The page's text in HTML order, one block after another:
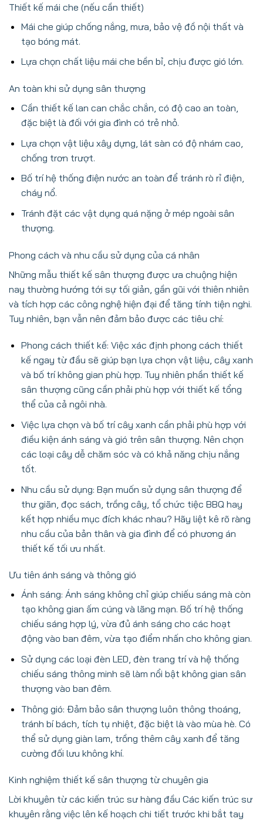
Thiết kế mái che (nếu cần thiết)
Mái che giúp chống nắng, mưa, bảo vệ đồ nội thất và
tạo bóng mát.
Lựa chọn chất liệu mái che bền bỉ, chịu được gió lớn.
An toàn khi sử dụng sân thượng
Cần thiết kế lan can chắc chắn, có độ cao an toàn,
đặc biệt là đối với gia đình có trẻ nhỏ.
Lựa chọn vật liệu xây dựng, lát sàn có độ nhám cao,
chống trơn trượt.
Bố trí hệ thống điện nước an toàn để tránh rò rỉ điện,
cháy nổ.
Tránh đặt các vật dụng quá nặng ở mép ngoài sân
thượng.
Phong cách và nhu cầu sử dụng của cá nhân
Những mẫu thiết kế sân thượng được ưa chuộng hiện
nay thường hướng tới sự tối giản, gần gũi với thiên nhiên
và tích hợp các công nghệ hiện đại để tăng tính tiện nghi.
Tuy nhiên, bạn vẫn nên đảm bảo được các tiêu chí:
Phong cách thiết kế: Việc xác định phong cách thiết
kế ngay từ đầu sẽ giúp bạn lựa chọn vật liệu, cây xanh
và bố trí không gian phù hợp. Tuy nhiên phần thiết kế
sân thượng cũng cần phải phù hợp với thiết kế tổng
thể của cả ngôi nhà.
Việc lựa chọn và bố trí cây xanh cần phải phù hợp với
điều kiện ánh sáng và gió trên sân thượng. Nên chọn
các loại cây dễ chăm sóc và có khả năng chịu nắng
tốt.
Nhu cầu sử dụng: Bạn muốn sử dụng sân thượng để
thư giãn, đọc sách, trồng cây, tổ chức tiệc BBQ hay
kết hợp nhiều mục đích khác nhau? Hãy liệt kê rõ ràng
nhu cầu của bản thân và gia đình để có phương án
thiết kế tối ưu nhất.
Ưu tiên ánh sáng và thông gió
Ánh sáng: Ánh sáng không chỉ giúp chiếu sáng mà còn
tạo không gian ấm cúng và lãng mạn. Bố trí hệ thống
chiếu sáng hợp lý, vừa đủ ánh sáng cho các hoạt
động vào ban đêm, vừa tạo điểm nhấn cho không gian.
Sử dụng các loại đèn LED, đèn trang trí và hệ thống
chiếu sáng thông minh sẽ làm nổi bật không gian sân
thượng vào ban đêm.
Thông gió: Đảm bảo sân thượng luôn thông thoáng,
tránh bí bách, tích tụ nhiệt, đặc biệt là vào mùa hè. Có
thể sử dụng giàn lam, trồng thêm cây xanh để tăng
cường đối lưu không khí.
Kinh nghiệm thiết kế sân thượng từ chuyên gia
Lời khuyên từ các kiến trúc sư hàng đầu Các kiến trúc sư
khuyên rằng việc lên kế hoạch chi tiết trước khi bắt tay